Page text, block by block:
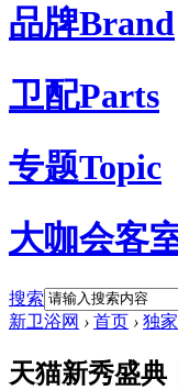
品牌Brand
卫配Parts
专题Topic
大咖会客
搜索
新卫浴网 › 首页 › 独
天猫新秀盛典